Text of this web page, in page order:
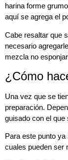
harina forme
aquí se agrega el
Cabe resaltar que
necesario
mezcla no
¿Cómo
Una vez que se
preparación.
guisado con el que
Para este punto
cuales pueden ser